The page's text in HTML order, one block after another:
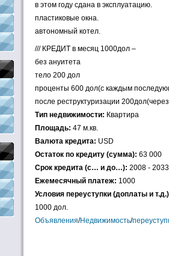
в этом году сдана в эксплуатацию.
пластиковые окна.
автономный котел.
/// КРЕДИТ в месяц 1000дол –
без ануитета
тело 200 дол
проценты 600 дол(с каждым
после реструктуризации
Тип недвижимости: Квартира
Площадь: 47 м.кв.
Валюта кредита: USD
Остаток по кредиту (сумма): 63 000
Срок кредита (с… и до…): 2008 - 2033
Ежемесячный платеж: 1000
Условия переуступки (доплаты и
1000 дол.
Объявления/Недвижимость/